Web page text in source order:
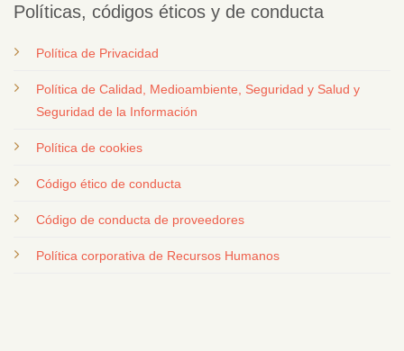
Políticas, códigos éticos y de conducta
Política de Privacidad
Política de Calidad, Medioambiente, Seguridad y Salud y
Seguridad de la Información
Política de cookies
Código ético de conducta
Código de conducta de proveedores
Política corporativa de Recursos Humanos